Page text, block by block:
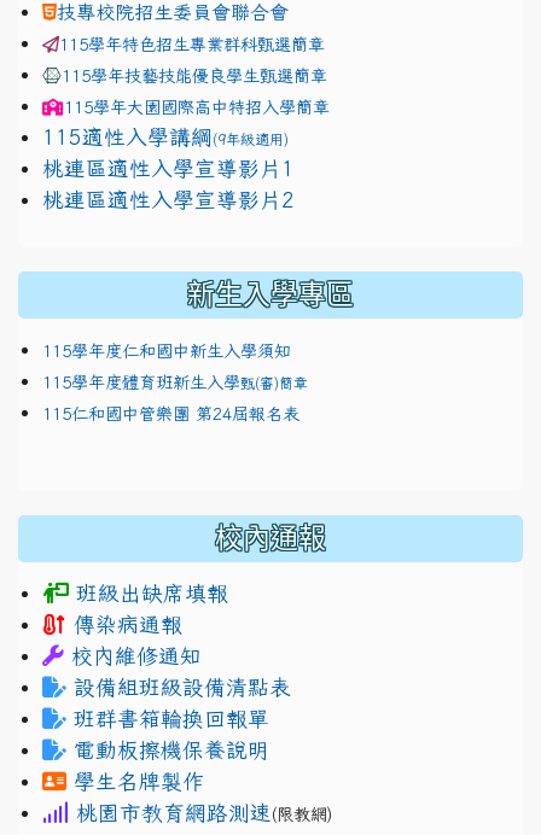
技專校院招生委員會聯合會
115學年特色招生專業群科甄選簡章
115學年技藝技能優良學生甄選簡章
115學年大園國際高中特招入學簡章
115適性入學講綱 (9年級適用)
link to https://docs.google.com/presentation/d/
桃連區適性入學宣導影片1
link to https://docs.google.com/presentation/d/
桃連區適性入學宣導影片2
新生入學專區
115學年度仁和國中新生入學須知
115學年度體育班新生入學甄(審)簡章
115仁和國中管樂團 第24屆報名表
校內通報
班級出缺席填報
傳染病通報
校內維修通知
設備組班級設備清點表
班群書箱輪換回報單
電動板擦機保養說明
學生名牌製作
桃園市教育網路測速 (限教網)